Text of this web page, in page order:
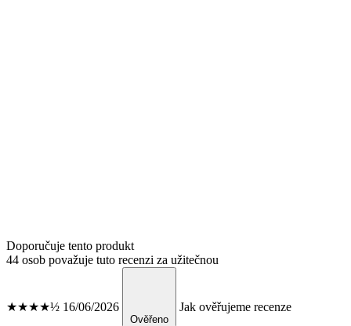
Doporučuje tento produkt
44 osob považuje tuto recenzi za užitečnou
★★★★½ 16/06/2026
Ověřeno
Jak ověřujeme recenze